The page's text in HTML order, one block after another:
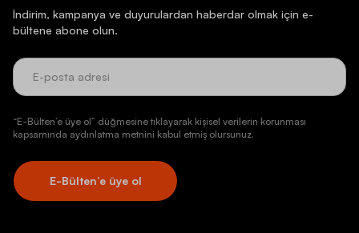
İndirim, kampanya ve duyurulardan haberdar olmak için e-
bültene abone olun.
“E-Bülten’e üye ol” düğmesine tıklayarak kişisel verilerin korunması
kapsamında aydınlatma metnini kabul etmiş olursunuz.
E-Bülten’e üye ol